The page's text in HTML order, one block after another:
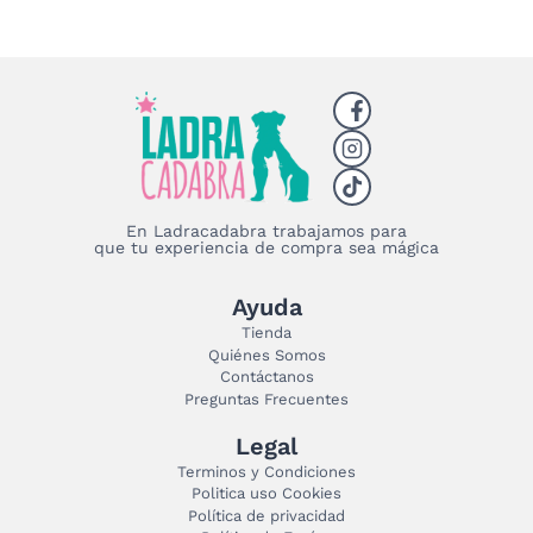
En Ladracadabra trabajamos para
que tu experiencia de compra sea mágica
Ayuda
Tienda
Quiénes Somos
Contáctanos
Preguntas Frecuentes
Legal
Terminos y Condiciones
Politica uso Cookies
Política de privacidad